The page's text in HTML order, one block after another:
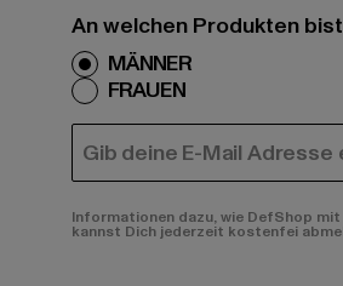
An welchen Produkten
MÄNNER
FRAUEN
E-MAIL
Informationen dazu, wie DefShop
kannst Dich jederzeit kostenfei